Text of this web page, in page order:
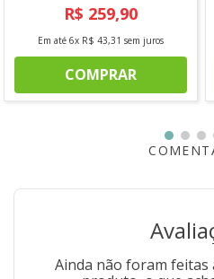
R$ 259,90
Em até 6x R$ 43,31 sem juros
COMPRAR
Ainda não foram feitas